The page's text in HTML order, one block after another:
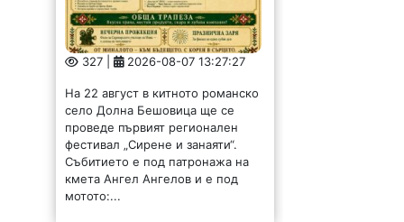
327 | 2026-08-07 13:27:27
На 22 август в китното романско
село Долна Бешовица ще се
проведе първият регионален
фестивал „Сирене и занаяти“.
Събитието е под патронажа на
кмета Ангел Ангелов и е под
мотото:...